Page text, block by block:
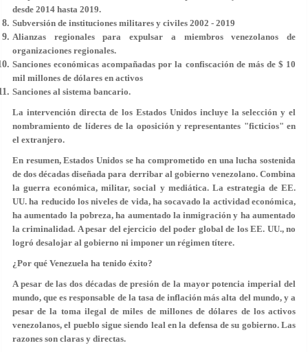
desde 2014 hasta 2019.
Subversión de instituciones militares y civiles 2002 - 2019
Alianzas regionales para expulsar a miembros venezolanos de
organizaciones regionales.
Sanciones económicas acompañadas por la confiscación de más de $ 10
mil millones de dólares en activos
Sanciones al sistema bancario.
La intervención directa de los Estados Unidos incluye la selección y el
nombramiento de líderes de la oposición y representantes "ficticios" en
el extranjero.
En resumen, Estados Unidos se ha comprometido en una lucha sostenida
de dos décadas diseñada para derribar al gobierno venezolano. Combina
la guerra económica, militar, social y mediática. La estrategia de EE.
UU. ha reducido los niveles de vida, ha socavado la actividad económica,
ha aumentado la pobreza, ha aumentado la inmigración y ha aumentado
la criminalidad. A pesar del ejercicio del poder global de los EE. UU., no
logró desalojar al gobierno ni imponer un régimen títere.
¿Por qué Venezuela ha tenido éxito?
A pesar de las dos décadas de presión de la mayor potencia imperial del
mundo, que es responsable de la tasa de inflación más alta del mundo, y a
pesar de la toma ilegal de miles de millones de dólares de los activos
venezolanos, el pueblo sigue siendo leal en la defensa de su gobierno. Las
razones son claras y directas.